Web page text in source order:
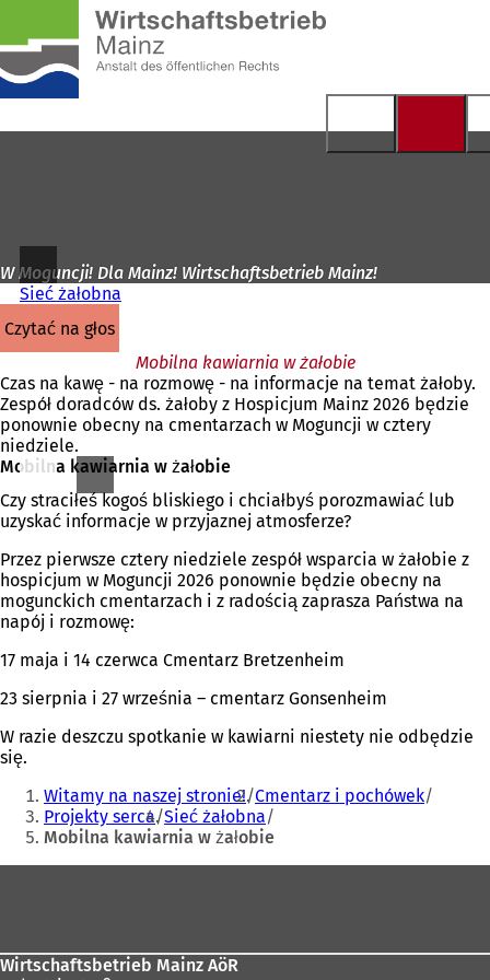
Przejdź do treści
głównej
W Moguncji! Dla Mainz! Wirtschaftsbetrieb Mainz!
Sieć żałobna
czytać na głos
Mobilna kawiarnia w żałobie
Czas na kawę - na rozmowę - na informacje na temat żałoby.
Zespół doradców ds. żałoby z Hospicjum Mainz 2026 będzie
ponownie obecny na cmentarzach w Moguncji w cztery
niedziele.
Mobilna kawiarnia w żałobie
Czy straciłeś kogoś bliskiego i chciałbyś porozmawiać lub
uzyskać informacje w przyjaznej atmosferze?
Przez pierwsze cztery niedziele zespół wsparcia w żałobie z
hospicjum w Moguncji 2026 ponownie będzie obecny na
mogunckich cmentarzach i z radością zaprasza Państwa na
napój i rozmowę:
17 maja i 14 czerwca Cmentarz Bretzenheim
23 sierpnia i 27 września – cmentarz Gonsenheim
W razie deszczu spotkanie w kawiarni niestety nie odbędzie
się.
Jesteś
tutaj:
Witamy na naszej stronie! Cmentarz i pochówek
Projekty serca Sieć żałobna
Mobilna kawiarnia w żałobie
Wirtschaftsbetrieb Mainz AöR